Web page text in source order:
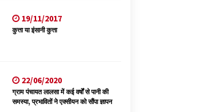
कल शिमला में प्रदर्शन, मानसून सत्र में सरकार
की तैयारी
को धरातल पर उतारने के लिए सरकार प्रतिबद्ध
04/08/2026
19/11/2017
कुत्ता या इंसानी कुत्ता
22/06/2020
ग्राम पंचायत लालसा में कई वर्षों से पानी की
समस्या, प्रभावितों ने एक्सीयन को सौंपा ज्ञापन